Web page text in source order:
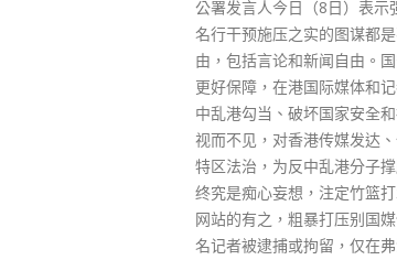
公署发言人今日（8日）表示
名行干预施压之实的图谋都
由，包括言论和新闻自由。
更好保障，在港国际媒体和
中乱港勾当、破坏国家安全
视而不见，对香港传媒发达
特区法治，为反中乱港分子
终究是痴心妄想，注定竹篮
网站的有之，粗暴打压别国
名记者被逮捕或拘留，仅在